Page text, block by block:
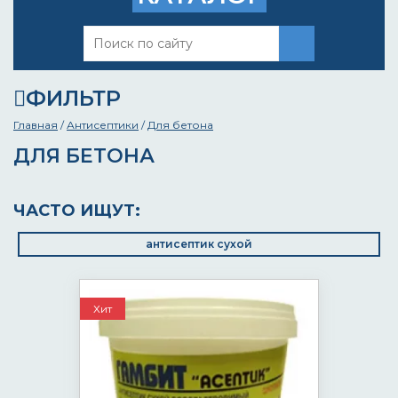
ФИЛЬТР
Главная /Антисептики /Для бетона
ДЛЯ БЕТОНА
ЧАСТО ИЩУТ:
антисептик сухой
Хит